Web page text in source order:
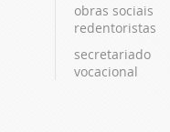
obras sociais
redentoristas
secretariado
vocacional